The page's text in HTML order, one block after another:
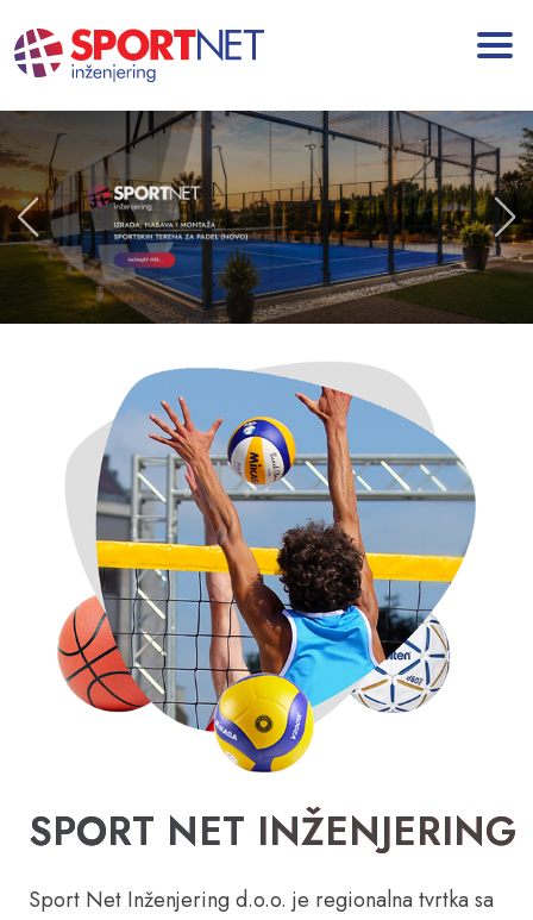
SPORT NET INŽENJERING
Sport Net Inženjering d.o.o. je regionalna tvrtka sa